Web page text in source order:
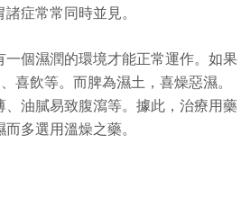
症常常同時並見。
一個濕潤的環境才能正常運作。如果
喜飲等。而脾為濕土，喜燥惡濕。
油膩易致腹瀉等。據此，治療用藥
多選用溫燥之藥。